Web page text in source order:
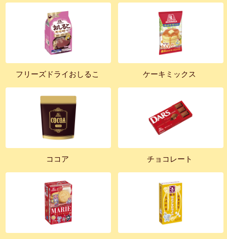
フリーズドライおしるこ ケーキミックス
ココア チョコレート